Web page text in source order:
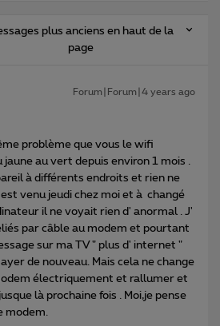
plus anciens en haut de la
page
Forum|Forum|4 years ago
problème que vous le wifi
jaune au vert depuis environ 1 mois .
à différents endroits et rien ne
venu jeudi chez moi et à changé
il ne voyait rien d' anormal . J'
par câble au modem et pourtant
sur ma TV " plus d' internet "
de nouveau. Mais cela ne change
électriquement et rallumer et
là prochaine fois . Moi,je pense
modem.